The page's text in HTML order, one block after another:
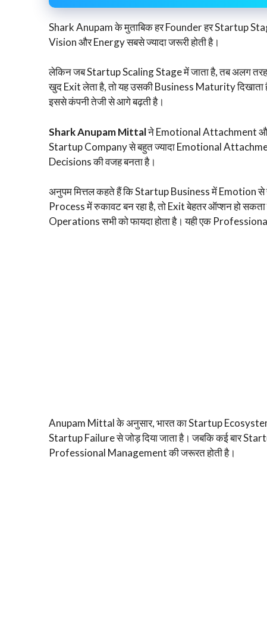
Shark Anupam के मुताबिक हर Founder हर Startup
Vision और Energy सबसे ज्यादा जरूरी होती है।
लेकिन जब Startup Scaling Stage में जाता है, तब अलग
खुद Exit लेता है, तो यह उसकी Business Maturity
इससे कंपनी तेजी से आगे बढ़ती है।
Shark Anupam Mittalने Emotional Attachment
Startup Company से बहुत ज्यादा Emotional
Decisions की वजह बनता है।
अनुपम मित्तल कहते हैं कि Startup Business में Emotion
Process में रुकावट बन रहा है, तो Exit बेहतर ऑप्शन हो
Operations सभी को फायदा होता है। यही एक
Anupam Mittal के अनुसार, भारत का Startup
Startup Failure से जोड़ दिया जाता है। जबकि कई बार
Professional Management की जरूरत होती है।